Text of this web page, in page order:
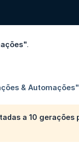
.
a 10 gerações